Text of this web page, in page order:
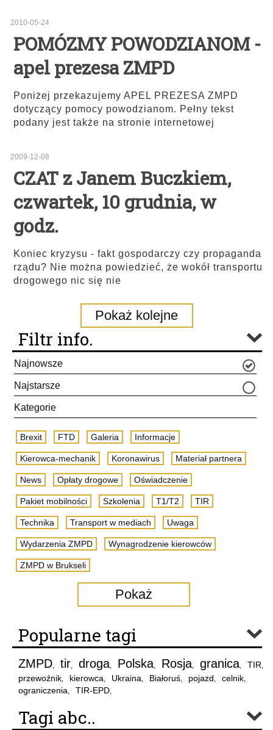
2010-05-24
POMÓZMY POWODZIANOM -
apel prezesa ZMPD
Poniżej przekazujemy APEL PREZESA ZMPD
dotyczący pomocy powodzianom. Pełny tekst
podany jest także na stronie internetowej
2009-12-08
CZAT z Janem Buczkiem,
czwartek, 10 grudnia, w
godz.
Koniec kryzysu - fakt gospodarczy czy propaganda
rządu? Nie można powiedzieć, że wokół transportu
drogowego nic się nie
Pokaż kolejne
Filtr info.
Najnowsze
Najstarsze
Kategorie
Brexit FTD Galeria Informacje
Kierowca-mechanik Koronawirus Materiał partnera
News Opłaty drogowe Oświadczenie
Pakiet mobilności Szkolenia T1/T2 TIR
Technika Transport w mediach Uwaga
Wydarzenia ZMPD Wynagrodzenie kierowców
ZMPD w Brukseli
Pokaż
Popularne tagi
ZMPD, tir, droga, Polska, Rosja, granica, TIR,
przewoźnik, kierowca, Ukraina, Białoruś, pojazd, celnik,
ograniczenia, TIR-EPD,
Tagi abc..